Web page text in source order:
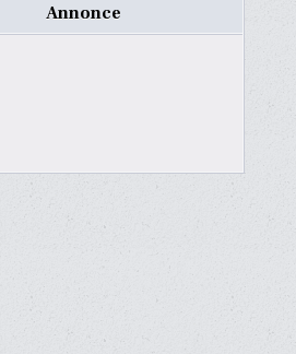
Annonce